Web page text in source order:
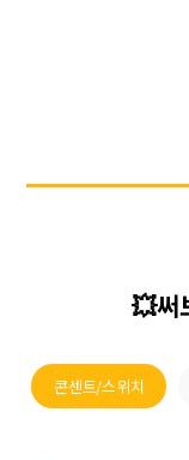
💥써
콘센트/스위치